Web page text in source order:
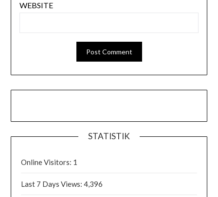
WEBSITE
STATISTIK
Online Visitors: 1
Last 7 Days Views:4,396